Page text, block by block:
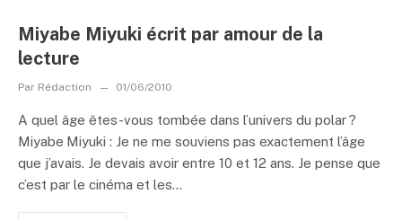
Miyabe Miyuki écrit par amour de la
lecture
Par Rédaction 01/06/2010
A quel âge êtes-vous tombée dans l’univers du polar ?
Miyabe Miyuki : Je ne me souviens pas exactement l’âge
que j’avais. Je devais avoir entre 10 et 12 ans. Je pense que
c’est par le cinéma et les...